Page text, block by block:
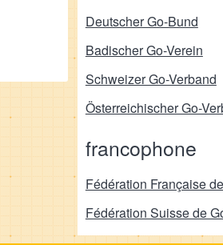
Deutscher Go-Bund
Badischer Go-Verein
Schweizer Go-Verband
Österreichischer Go-
francophone
Fédération Française
Fédération Suisse de